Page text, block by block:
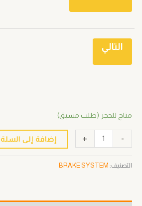
التالي
متاح للحجز (طلب مسبق)
-
+ إضافة إلى السلة
التصنيف: BRAKE SYSTEM